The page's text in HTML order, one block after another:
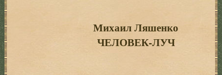
Михаил Ляшенко
ЧЕЛОВЕК-ЛУЧ